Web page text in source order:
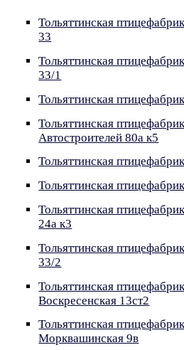
Тольяттинская
33
Тольяттинская
33/1
Тольяттинская
Тольяттинская
Автостроителей 80а к5
Тольяттинская
Тольяттинская
Тольяттинская
24а к3
Тольяттинская
33/2
Тольяттинская
Воскресенская 13ст2
Тольяттинская
Морквашинская 9в